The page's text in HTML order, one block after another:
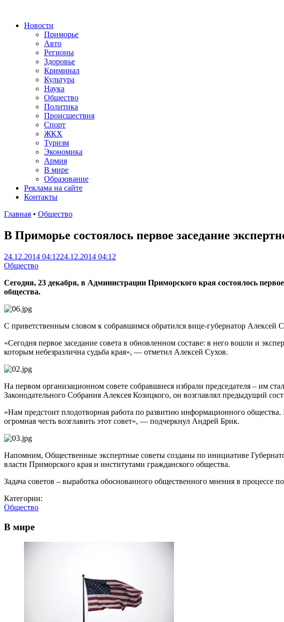
Новости
Приморье
Авто
Регионы
Здоровье
Криминал
Культура
Наука
Общество
Политика
Происшествия
Спорт
ЖКХ
Туризм
Экономика
Армия
В мире
Образование
Реклама на сайте
Контакты
Главная • Общество
В Приморье состоялось первое заседание
24.12.2014 04:1224.12.2014 04:12
Общество
Сегодня, 23 декабря, в Администрации Приморского края состоялось
общества.
С приветственным словом к собравшимся обратился вице-губернатор Алексей
«Сегодня первое заседание совета в обновленном составе: в него вошли и
которым небезразлична судьба края», — отметил Алексей Сухов.
На первом организационном совете собравшиеся избрали председателя – им
Законодательного Собрания Алексея Козицкого, он возглавлял предыдущий
«Нам предстоит плодотворная работа по развитию информационного
огромная честь возглавить этот совет», — подчеркнул Андрей Брик.
Напомним, Общественные экспертные советы созданы по инициативе
власти Приморского края и институтами гражданского общества.
Задача советов – выработка обоснованного общественного мнения в процессе
Категории:
Общество
В мире